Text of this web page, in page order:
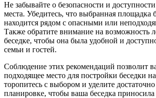
Не забывайте о безопасности и
места. Убедитесь, что выбранная площадка
находится рядом с опасными или
Также обратите внимание на возможность
беседке, чтобы она была удобной и
семьи и гостей.
Соблюдение этих рекомендаций позволит
подходящее место для постройки беседки
торопитесь с выбором и уделите
планировке, чтобы ваша беседка приносила